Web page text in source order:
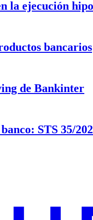
la ejecución
bancarios
de Bankinter
STS 35/